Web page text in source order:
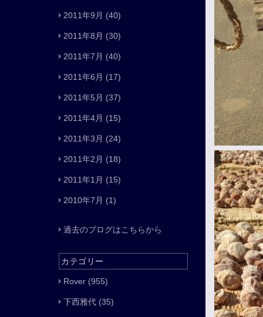
2011年9月 (40)
2011年8月 (30)
2011年7月 (40)
2011年6月 (17)
2011年5月 (37)
2011年4月 (15)
2011年3月 (24)
2011年2月 (18)
2011年1月 (15)
2010年7月 (1)
過去のブログはこちらから
カテゴリー
Rover (955)
下西雅代 (35)